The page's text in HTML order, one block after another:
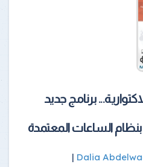
برنامج جديد
بنظام الساعات المعتمدة
Dalia
|